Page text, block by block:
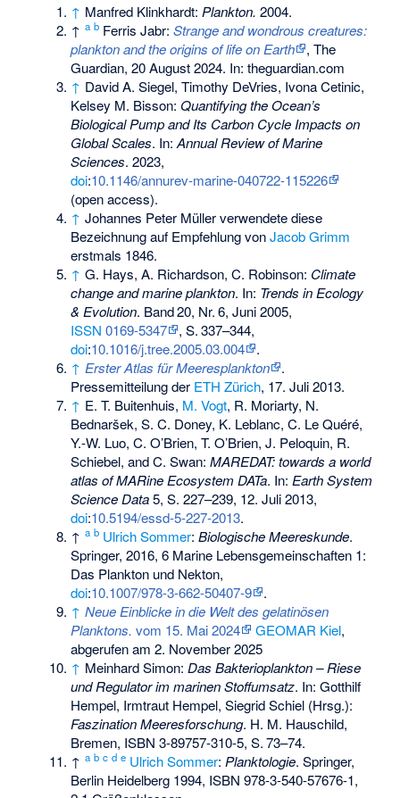
↑ Manfred Klinkhardt: Plankton. 2004.
↑a b Ferris Jabr:Strange and wondrous creatures:
plankton and the origins of life on Earth
, The
Guardian, 20 August 2024. In: theguardian.com
↑ David A. Siegel, Timothy DeVries, Ivona Cetinic,
Kelsey M. Bisson:Quantifying the Ocean’s
Biological Pump and Its Carbon Cycle Impacts on
Global Scales. In:Annual Review of Marine
Sciences. 2023,
doi:10.1146/annurev-marine-040722-115226
(open access).
↑ Johannes Peter Müller verwendete diese
Bezeichnung auf Empfehlung vonJacob Grimm
erstmals 1846.
↑ G. Hays, A. Richardson, C. Robinson: Climate
change and marine plankton. In: Trends in Ecology
& Evolution. Band20, Nr.6, Juni 2005,
ISSN 0169-5347 ,S.337–344,
doi:10.1016/j.tree.2005.03.004
.
↑ Erster Atlas für Meeresplankton
.
Pressemitteilung der ETH Zürich, 17. Juli 2013.
↑ E. T. Buitenhuis, M. Vogt, R. Moriarty, N.
Bednaršek, S. C. Doney, K. Leblanc, C. Le Quéré,
Y.-W. Luo, C. O’Brien, T. O’Brien, J. Peloquin, R.
Schiebel, and C. Swan:MAREDAT: towards a world
atlas of MARine Ecosystem DATa. In: Earth System
ScienceData5, S. 227–239, 12. Juli 2013,
doi:10.5194/essd-5-227-2013.
↑a b Ulrich Sommer:Biologische Meereskunde.
Springer, 2016, 6 Marine Lebensgemeinschaften 1:
Das Plankton und Nekton,
doi:10.1007/978-3-662-50407-9
.
↑ Neue Einblicke in die Welt des gelatinösen
Planktons. vom 15. Mai 2024 GEOMAR Kiel,
abgerufen am 2. November 2025
↑ Meinhard Simon:Das Bakterioplankton – Riese
und Regulator im marinen Stoffumsatz. In: Gotthilf
Hempel, Irmtraut Hempel, Siegrid Schiel (Hrsg.):
Faszination Meeresforschung. H. M. Hauschild,
Bremen, ISBN 3-89757-310-5,S.73–74.
↑a b c d e Ulrich Sommer: Planktologie. Springer,
Berlin Heidelberg 1994, ISBN 978-3-540-57676-1,